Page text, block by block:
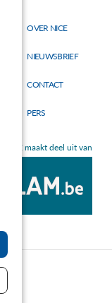
Topmenu
OVER NICE
NIEUWSBRIEF
CONTACT
PERS
NICE maakt deel uit van